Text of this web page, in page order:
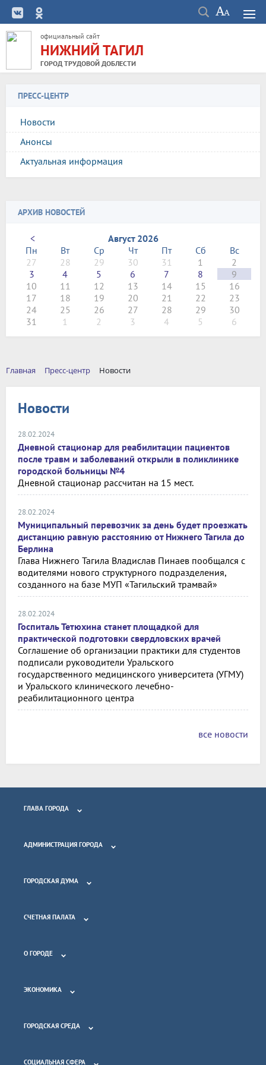
официальный сайт
НИЖНИЙ ТАГИЛ
ГОРОД ТРУДОВОЙ ДОБЛЕСТИ
ПРЕСС-ЦЕНТР
Новости
Анонсы
Актуальная информация
АРХИВ НОВОСТЕЙ
<
Август 2026
Пн
Вт Ср Чт Пт Сб
Вс
27
28 29 30 31 1
2
3
4 5 6 7 8
9
10
11 12 13 14 15
16
17
18 19 20 21 22
23
24
25 26 27 28 29
30
31
1 2 3 4 5 6
Главная Пресс-центр Новости
Новости
28.02.2024
Дневной стационар для реабилитации пациентов
после травм и заболеваний открыли в поликлинике
городской больницы №4
Дневной стационар рассчитан на 15 мест.
28.02.2024
Муниципальный перевозчик за день будет проезжать
дистанцию равную расстоянию от Нижнего Тагила до
Берлина
Глава Нижнего Тагила Владислав Пинаев пообщался с
водителями нового структурного подразделения,
созданного на базе МУП «Тагильский трамвай»
28.02.2024
Госпиталь Тетюхина станет площадкой для
практической подготовки свердловских врачей
Соглашение об организации практики для студентов
подписали руководители Уральского
государственного медицинского университета (УГМУ)
и Уральского клинического лечебно-
реабилитационного центра
все новости
ГЛАВА ГОРОДА
АДМИНИСТРАЦИЯ ГОРОДА
ГОРОДСКАЯ ДУМА
СЧЕТНАЯ ПАЛАТА
О ГОРОДЕ
ЭКОНОМИКА
ГОРОДСКАЯ СРЕДА
СОЦИАЛЬНАЯ СФЕРА